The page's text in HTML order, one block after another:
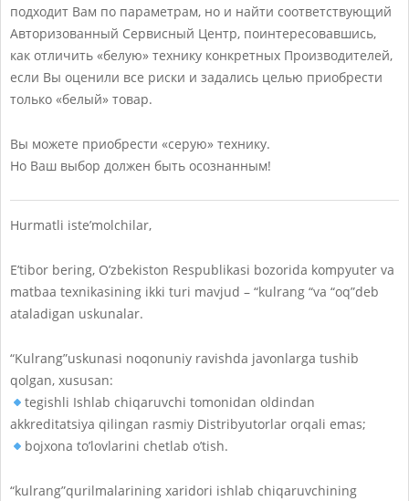
подходит Вам по параметрам, но и найти соответствующий
Авторизованный Сервисный Центр, поинтересовавшись,
как отличить «белую» технику конкретных Производителей,
если Вы оценили все риски и задались целью приобрести
только «белый» товар.
Вы можете приобрести «серую» технику.
Но Ваш выбор должен быть осознанным!
Hurmatli iste’molchilar,
E’tibor bering, O’zbekiston Respublikasi bozorida kompyuter va
matbaa texnikasining ikki turi mavjud – “kulrang “va “oq”deb
ataladigan uskunalar.
“Kulrang”uskunasi noqonuniy ravishda javonlarga tushib
qolgan, xususan:
tegishli Ishlab chiqaruvchi tomonidan oldindan
akkreditatsiya qilingan rasmiy Distribyutorlar orqali emas;
bojxona to’lovlarini chetlab o’tish.
“kulrang”qurilmalarining xaridori ishlab chiqaruvchining